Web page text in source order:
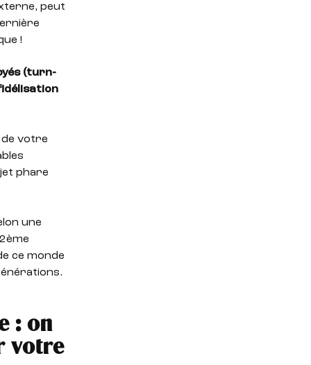
peut
!
(turn-
de votre
phare
une
ce monde
: on
votre